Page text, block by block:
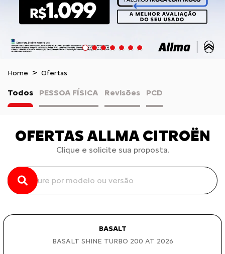
Home Ofertas
Todos PESSOA FÍSICA Revisões PCD
OFERTAS ALLMA CITROËN
Clique e solicite sua proposta.
BASALT
BASALT SHINE TURBO 200 AT 2026